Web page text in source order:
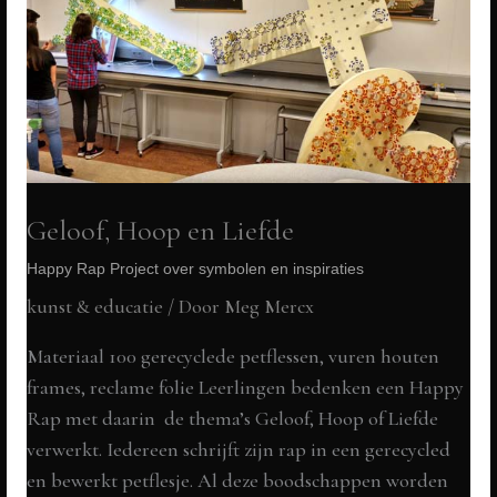
Geloof, Hoop en Liefde
Happy Rap Project over symbolen en inspiraties
kunst & educatie / Door Meg Mercx
Materiaal 100 gerecyclede petflessen, vuren houten
frames, reclame folie Leerlingen bedenken een Happy
Rap met daarin de thema’s Geloof, Hoop of Liefde
verwerkt. Iedereen schrijft zijn rap in een gerecycled
en bewerkt petflesje. Al deze boodschappen worden